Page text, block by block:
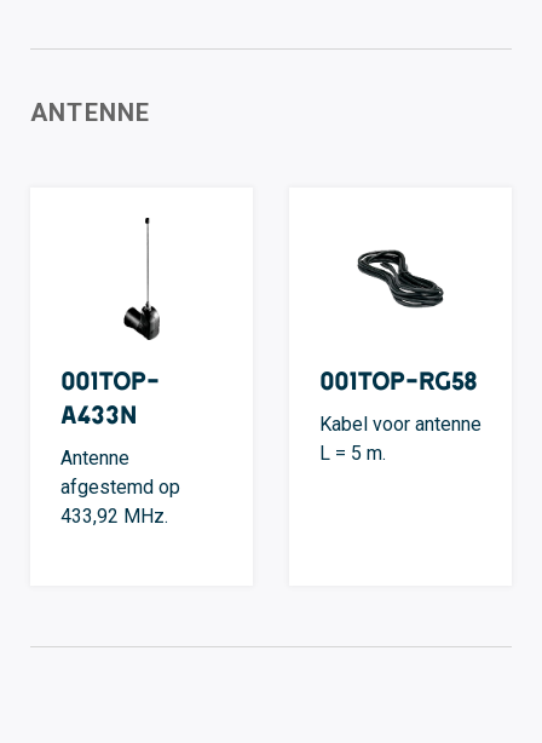
ANTENNE
001TOP-
A433N
Antenne
afgestemd op
433,92 MHz.
001TOP-RG58
Kabel voor antenne
L = 5 m.